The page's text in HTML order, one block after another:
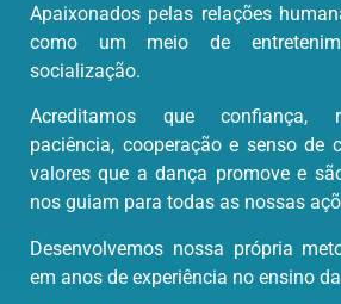
Apaixonados pelas relações
como um meio de
socialização.
Acreditamos que confiança,
paciência, cooperação e senso de
valores que a dança promove e
nos guiam para todas as nossas
Desenvolvemos nossa própria
em anos de experiência no ensino